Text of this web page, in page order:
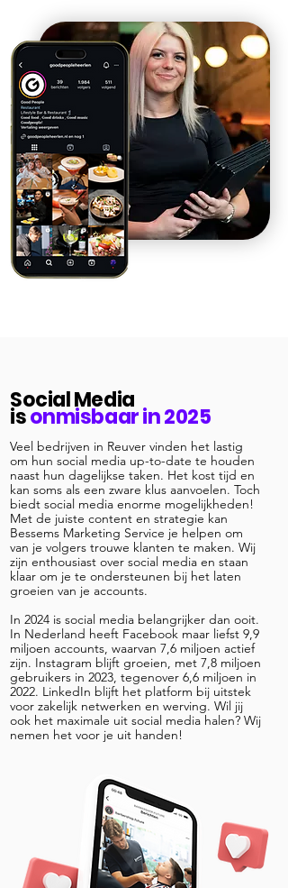
Social Media
isonmisbaar in 2025
Veel bedrijven in Reuver vinden het lastig
om hun social media up-to-date te houden
naast hun dagelijkse taken. Het kost tijd en
kan soms als een zware klus aanvoelen. Toch
biedt social media enorme mogelijkheden!
Met de juiste content en strategie kan
Bessems Marketing Service je helpen om
van je volgers trouwe klanten te maken. Wij
zijn enthousiast over social media en staan
klaar om je te ondersteunen bij het laten
groeien van je accounts.
In 2024 is social media belangrijker dan ooit.
In Nederland heeft Facebook maar liefst 9,9
miljoen accounts, waarvan 7,6 miljoen actief
zijn. Instagram blijft groeien, met 7,8 miljoen
gebruikers in 2023, tegenover 6,6 miljoen in
2022. LinkedIn blijft het platform bij uitstek
voor zakelijk netwerken en werving. Wil jij
ook het maximale uit social media halen? Wij
nemen het voor je uit handen!